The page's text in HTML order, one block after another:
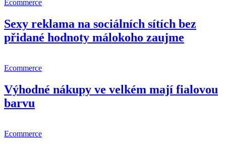
Ecommerce
Sexy reklama na sociálních sítích bez
přidané hodnoty málokoho zaujme
Ecommerce
Výhodné nákupy ve velkém mají fialovou
barvu
Ecommerce